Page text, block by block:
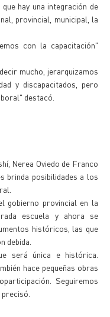
hay una integración de
provincial, municipal, la
con la capacitación"
mucho, jerarquizamos
y discapacitados, pero
destacó.
Nerea Oviedo de Franco
brinda posibilidades a los
gobierno provincial en la
escuela y ahora se
históricos, las que
debida.
será única e histórica.
hace pequeñas obras
Seguiremos